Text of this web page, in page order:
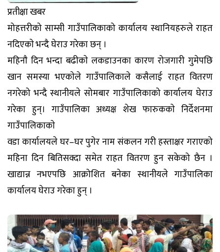
प्रतीक्षा खबर
मोहत्तरीको साम्सी गाउँपालिकाको कार्यालय स्थानियहरुले राहत
नदिएकाे भन्दै घेराउ गरेका छन् ।
महिनाै दिन भन्दा बढीकाे लकडाउनका कारण रोजगारी गुमेपछि
खान समस्या भएकाेले गाउँपालिकाले कसैलाई राहत वितरण
नगरेको भन्दै स्थानीयले सोमबार गाउँपालिकाको कार्यालय घेराउ
गरेका हुन्। गाउँपालिका अध्यक्ष शेख फारुककाे निर्देशनमा
गाउँपालिकाकाे
वडा कार्यालयले घर–घर पुगेर नाम संकलन गरी हस्ताक्षर गराएको
महिना दिन बितिसक्दा समेत राहत वितरण हुन सकेको छैन ।
खाद्यान्न नभएपछि आक्रोशित बनेका स्थानीयले गाउँपालिका
कार्यालय घेराउ गरेका हुन् ।